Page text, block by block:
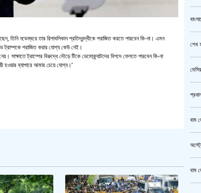
তিনি নভেম্বরে তার রিপাবলিকান প্রতিদ্বন্দ্বীকে পরাজিত করতে পারবেন কি-না। এমন
ট্রাম্পকে পরাজিত করার যোগ্য কেউ নেই।
সাক্ষাতে ট্রাম্পের বিরুদ্ধে দৌড়ে টিকে ডেমোক্র্যাটদের বিপদে ফেলতে পারবেন কি-না
হওয়ার ব্যাপারে আমার চেয়ে যোগ্য।’
শেখ
বাম
বাম